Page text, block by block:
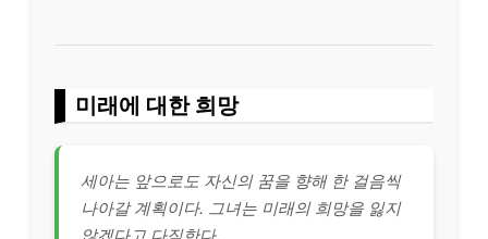
미래에 대한 희망
세아는 앞으로도 자신의 꿈을 향해 한 걸음씩
나아갈 계획이다. 그녀는 미래의 희망을 잃지